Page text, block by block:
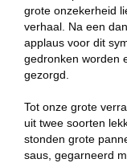
grote onzekerheid
verhaal. Na een
applaus voor dit
gedronken worden
gezorgd.
Tot onze grote
uit twee soorten
stonden grote
saus, gegarneerd